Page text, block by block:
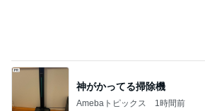
家族みんなが愛用中のバスタ
Amebaトピックス 1日前